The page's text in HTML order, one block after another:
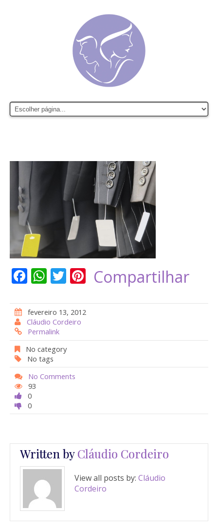
F
e
b
o
o
k
W
at
s
A
p
p
T
itt
er
Pi
er
st
Compartilhar
fevereiro 13, 2012
Cláudio Cordeiro
Permalink
No category
No tags
No Comments
93
0
0
Written byCláudio Cordeiro
View all posts by: Cláudio
Cordeiro